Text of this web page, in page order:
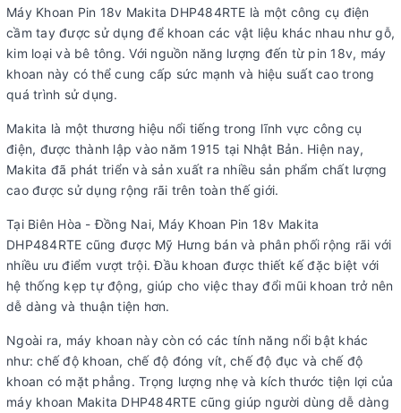
Máy Khoan Pin 18v Makita DHP484RTE là một công cụ điện
cầm tay được sử dụng để khoan các vật liệu khác nhau như gỗ,
kim loại và bê tông. Với nguồn năng lượng đến từ pin 18v, máy
khoan này có thể cung cấp sức mạnh và hiệu suất cao trong
quá trình sử dụng.
Makita là một thương hiệu nổi tiếng trong lĩnh vực công cụ
điện, được thành lập vào năm 1915 tại Nhật Bản. Hiện nay,
Makita đã phát triển và sản xuất ra nhiều sản phẩm chất lượng
cao được sử dụng rộng rãi trên toàn thế giới.
Tại Biên Hòa - Đồng Nai, Máy Khoan Pin 18v Makita
DHP484RTE cũng được Mỹ Hưng bán và phân phối rộng rãi với
nhiều ưu điểm vượt trội. Đầu khoan được thiết kế đặc biệt với
hệ thống kẹp tự động, giúp cho việc thay đổi mũi khoan trở nên
dễ dàng và thuận tiện hơn.
Ngoài ra, máy khoan này còn có các tính năng nổi bật khác
như: chế độ khoan, chế độ đóng vít, chế độ đục và chế độ
khoan có mặt phẳng. Trọng lượng nhẹ và kích thước tiện lợi của
máy khoan Makita DHP484RTE cũng giúp người dùng dễ dàng